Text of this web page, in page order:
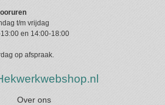
t/m vrijdag
en 14:00-18:00
op afspraak.
Over ons